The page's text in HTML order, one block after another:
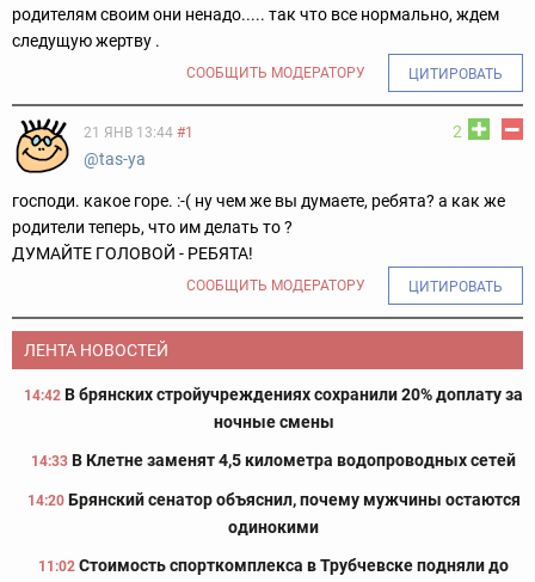
родителям своим они ненадо..... так что все нормально, ждем
следущую жертву .
СООБЩИТЬ МОДЕРАТОРУ ЦИТИРОВАТЬ
2
21 ЯНВ 13:44 #1
@tas-ya
господи. какое горе. :-( ну чем же вы думаете, ребята? а как же
родители теперь, что им делать то ?
ДУМАЙТЕ ГОЛОВОЙ - РЕБЯТА!
СООБЩИТЬ МОДЕРАТОРУ ЦИТИРОВАТЬ
ЛЕНТА НОВОСТЕЙ
14:42 В брянских стройучреждениях сохранили 20% доплату за
ночные смены
14:33 В Клетне заменят 4,5 километра водопроводных сетей
14:20 Брянский сенатор объяснил, почему мужчины остаются
одинокими
11:02 Стоимость спорткомплекса в Трубчевске подняли до